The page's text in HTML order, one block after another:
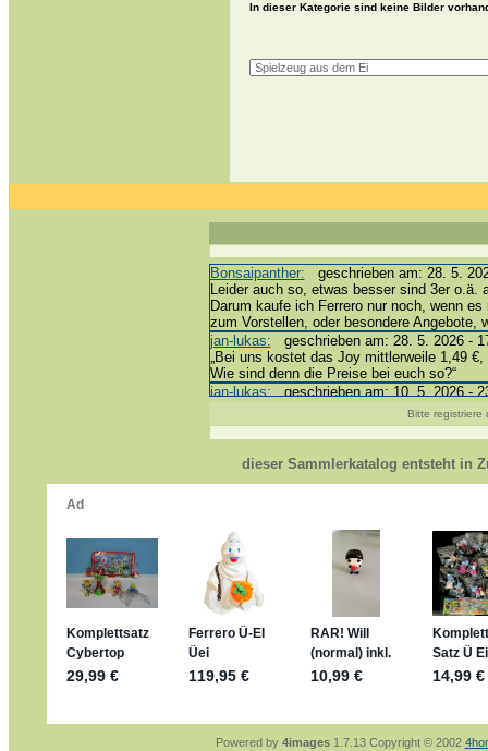
In dieser Kategorie sind keine Bilder
Bonsaipanther: geschrieben am: 28. 5.
Leider auch so, etwas besser sind 3er o.ä.
Darum kaufe ich Ferrero nur noch, wenn
zum Vorstellen, oder besondere Angebote,
jan-lukas: geschrieben am: 28. 5. 2026 -
„Bei uns kostet das Joy mittlerweile 1,49
Wie sind denn die Preise bei euch so?“
jan-lukas:geschrieben am: 10. 5. 2026 -
Bonsaipanther:geschrieben am: 10. 5.
@ Harald
https://www.ue-ei-portal-
Dein Enkel sollte zur Strafe die nächsten
Für die Figuren VC307, 310, 318 und 326
mein Enkel hat die leider weggeworfen
jan-lukas:
geschrieben am: 29. 4. 2026 -
https://www.ferrero-
sammelspass.de/einladung/
jan-lukas:
geschrieben am: 28. 4. 2026 -
stimmt, jetzt fällt es mir auch ein
geschrieben am: 28. 4.
So habe ich das in Erinnerung ... oder?
Bitte registriere
dieser Sammlerkatalog entsteht in
Powered by 4images1.7.13 Copyright © 2002